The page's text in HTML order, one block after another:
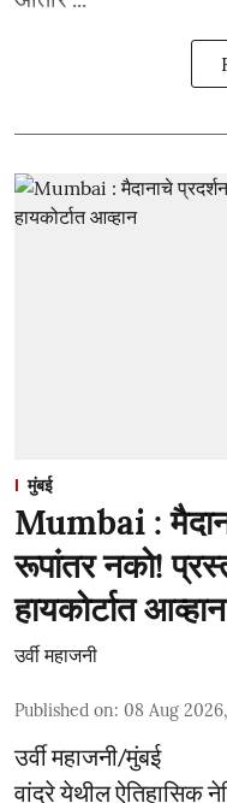
मुंबई
Mumbai :
रूपांतर नको!
हायकोर्टात आव्हान
उर्वी महाजनी
Published on: 08 Aug
उर्वी महाजनी/मुंबई
वांद्रे येथील ऐतिहासिक